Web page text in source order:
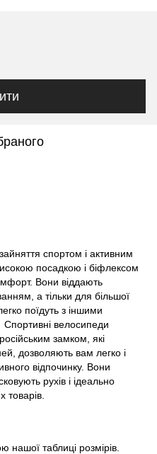
спортом і активним
посадкою і біфлексом
Вони віддають
а тільки для більшої
поїдуть з іншими
Спортивні велосипеди
замком, які
дозволяють вам легко і
відпочинку. Вони
рухів і ідеально
товарів.
нашої таблиці розмірів.